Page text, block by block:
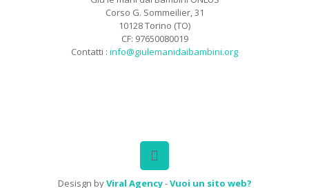
Corso G. Sommeilier, 31
10128 Torino (TO)
CF: 97650080019
Contatti : info@giulemanidaibambini.org
Desisgn byViral Agency-Vuoi un sito web?